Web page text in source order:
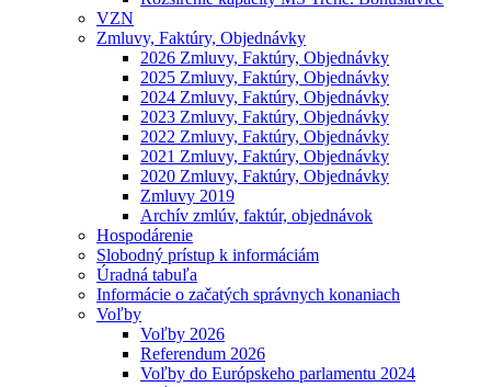
VZN
Zmluvy, Faktúry, Objednávky
2026 Zmluvy, Faktúry, Objednávky
2025 Zmluvy, Faktúry, Objednávky
2024 Zmluvy, Faktúry, Objednávky
2023 Zmluvy, Faktúry, Objednávky
2022 Zmluvy, Faktúry, Objednávky
2021 Zmluvy, Faktúry, Objednávky
2020 Zmluvy, Faktúry, Objednávky
Zmluvy 2019
Archív zmlúv, faktúr, objednávok
Hospodárenie
Slobodný prístup k informáciám
Úradná tabuľa
Informácie o začatých správnych konaniach
Voľby
Voľby 2026
Referendum 2026
Voľby do Európskeho parlamentu 2024